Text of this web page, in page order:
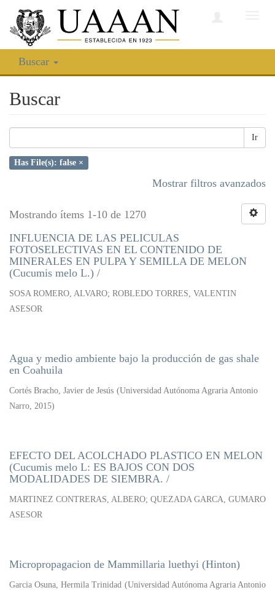
Buscar
Buscar
Ir
Has File(s): false ×
Mostrar filtros avanzados
Mostrando ítems 1-10 de 1270
INFLUENCIA DE LAS PELICULAS
FOTOSELECTIVAS EN EL CONTENIDO DE
MINERALES EN PULPA Y SEMILLA DE MELON
(Cucumis melo L.) /
SOSA ROMERO, ALVARO; ROBLEDO TORRES, VALENTIN
ASESOR
Agua y medio ambiente bajo la producción de gas shale
en Coahuila
Cortés Bracho, Javier de Jesús (Universidad Autónoma Agraria Antonio
Narro, 2015)
EFECTO DEL ACOLCHADO PLASTICO EN MELON
(Cucumis melo L: ES BAJOS CON DOS
MODALIDADES DE SIEMBRA. /
MARTINEZ CONTRERAS, ALBERO; QUEZADA GARCA, GUMARO
ASESOR
Micropropagacion de Mammillaria luethyi (Hinton)
Garcia Osuna, Hermila Trinidad (Universidad Autónoma Agraria Antonio